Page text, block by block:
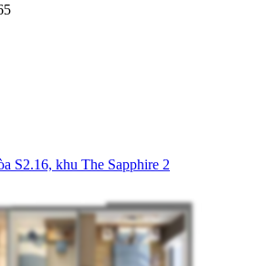
S2.16, khu The Sapphire 2